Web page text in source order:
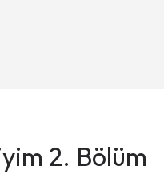
2. Bölüm